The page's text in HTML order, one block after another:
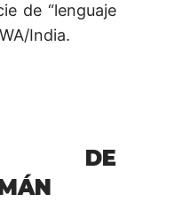
de “lenguaje
India.
DE